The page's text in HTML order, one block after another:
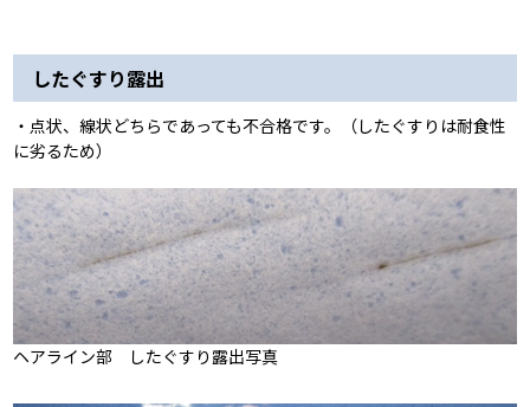
したぐすり露出
・点状、線状どちらであっても不合格です。（したぐすりは耐食性
に劣るため）
ヘアライン部 したぐすり露出写真